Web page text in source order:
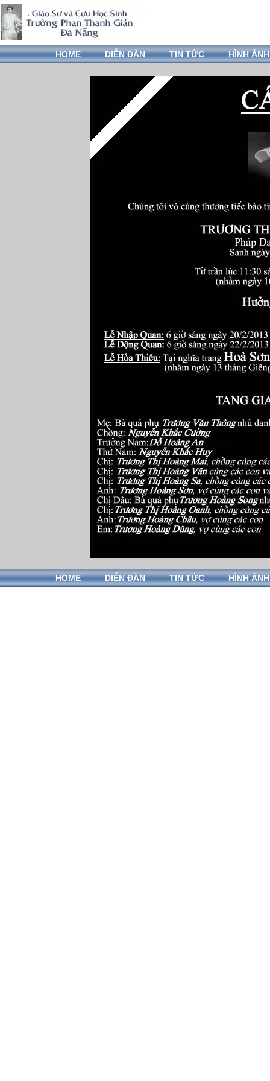
HOME DIỄN ĐÀN TIN TỨC HÌNH ẢNH
HOME DIỄN ĐÀN TIN TỨC HÌNH ẢNH